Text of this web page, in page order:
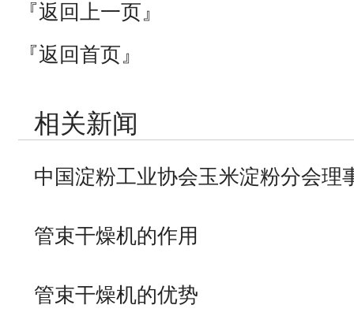
『返回上一页』
『返回首页』
相关新闻
中国淀粉工业协会玉米淀粉分会理
管束干燥机的作用
管束干燥机的优势